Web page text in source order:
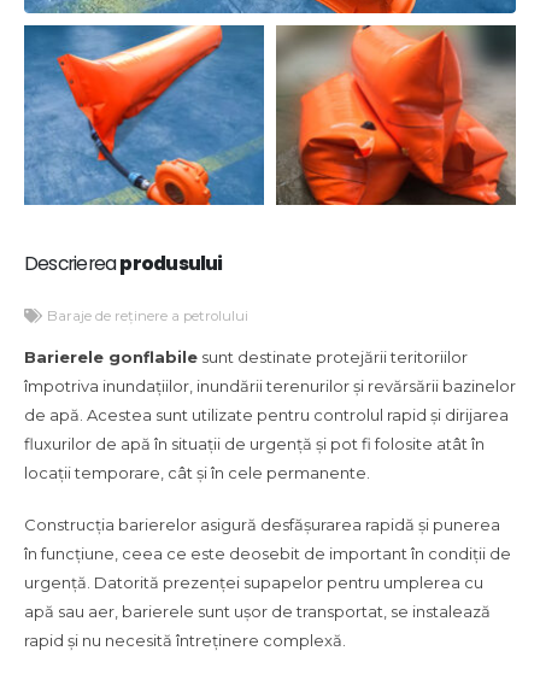
Descriereaprodusului
Baraje de reținere a petrolului
Barierele gonflabile sunt destinate protejării teritoriilor
împotriva inundațiilor, inundării terenurilor și revărsării bazinelor
de apă. Acestea sunt utilizate pentru controlul rapid și dirijarea
fluxurilor de apă în situații de urgență și pot fi folosite atât în
locații temporare, cât și în cele permanente.
Construcția barierelor asigură desfășurarea rapidă și punerea
în funcțiune, ceea ce este deosebit de important în condiții de
urgență. Datorită prezenței supapelor pentru umplerea cu
apă sau aer, barierele sunt ușor de transportat, se instalează
rapid și nu necesită întreținere complexă.